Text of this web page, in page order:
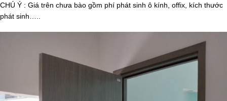
CHÚ Ý : Giá trên chưa bào gồm phí phát sinh ô kính, offix, kích thước
phát sinh…..